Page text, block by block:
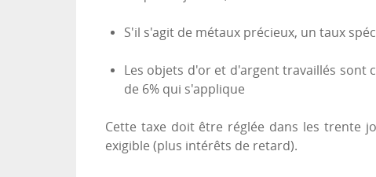
S'il s'agit de métaux précieux, un taux
Les objets d'or et d'argent travaillés sont
de 6% qui s'applique
Cette taxe doit être réglée dans les trente
exigible (plus intérêts de retard).